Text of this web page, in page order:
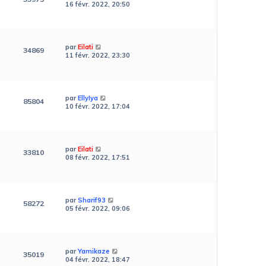
16 févr. 2022, 20:50
34869 parEilati
11 févr. 2022, 23:30
85804 parEllyIya
10 févr. 2022, 17:04
33810 parEilati
08 févr. 2022, 17:51
58272 parSharif93
05 févr. 2022, 09:06
35019 parYamikaze
04 févr. 2022, 18:47